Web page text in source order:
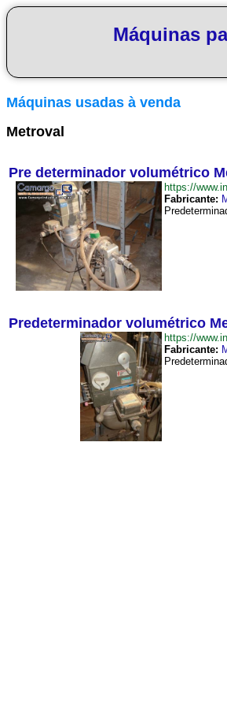
Máquinas
Máquinas usadas à venda
Metroval
Pre determinador volumétrico
https://
Fabricante:
Predeterminador volumétrico
https://
Fabricante: